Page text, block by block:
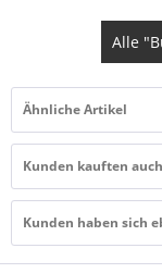
Alle
Ähnliche Artikel
Kunden kauften auch
Kunden haben sich